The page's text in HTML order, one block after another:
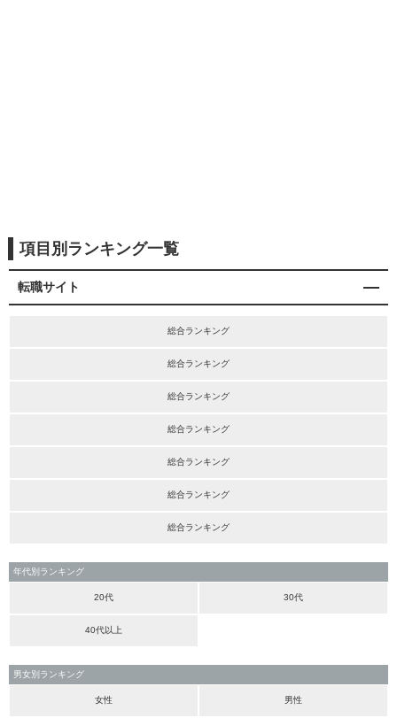
項目別ランキング一覧
転職サイト
総合ランキング
総合ランキング
総合ランキング
総合ランキング
総合ランキング
総合ランキング
総合ランキング
年代別ランキング
20代 30代
40代以上
男女別ランキング
女性 男性